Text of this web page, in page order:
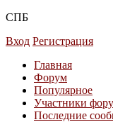
СПБ
Вход Регистрация
Главная
Форум
Популярное
Участники
Последние